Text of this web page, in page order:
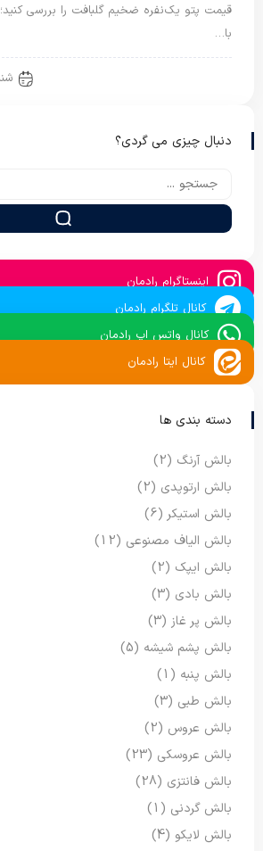
قیمت پتو یک‌نفره ضخیم گلبافت را بررسی
با…
شنبه ,
دنبال چیزی می گردی؟
اینستاگرام رادمان
کانال تلگرام رادمان
کانال واتس اپ رادمان
کانال ایتا رادمان
دسته بندی ها
بالش آرنگ (2)
بالش ارتوپدی (2)
بالش استیکر (6)
بالش الیاف مصنوعی (12)
بالش ایپک (2)
بالش بادی (3)
بالش پر غاز (3)
بالش پشم شیشه (5)
بالش پنبه (1)
بالش طبی (3)
بالش عروس (2)
بالش عروسکی (23)
بالش فانتزی (28)
بالش گردنی (1)
بالش لایکو (4)